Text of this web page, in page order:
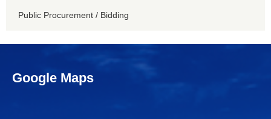
Public Procurement / Bidding
Google Maps